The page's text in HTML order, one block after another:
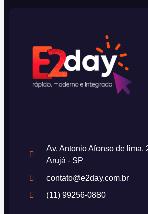
Av. Antonio Afonso de lima,
Arujá - SP
contato@e2day.com.br
(11) 99256-0880